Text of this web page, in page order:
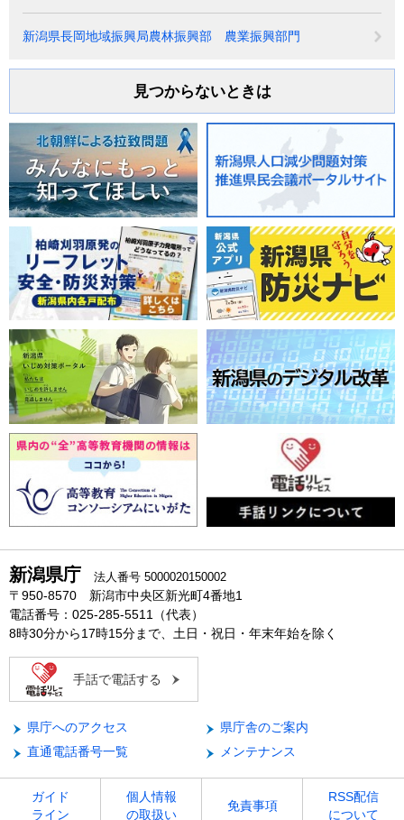
新潟県長岡地域振興局農林振興部 農業振興部門
見つからないときは
新潟県庁 法人番号 5000020150002
〒950-8570 新潟市中央区新光町4番地1
電話番号：025-285-5511（代表）
8時30分から17時15分まで、土日・祝日・年末年始を除く
手話で電話する
県庁へのアクセス
県庁舎のご案内
直通電話番号一覧
メンテナンス
ガイド
ライン
個人情報
の取扱い
免責事項
RSS配信
について